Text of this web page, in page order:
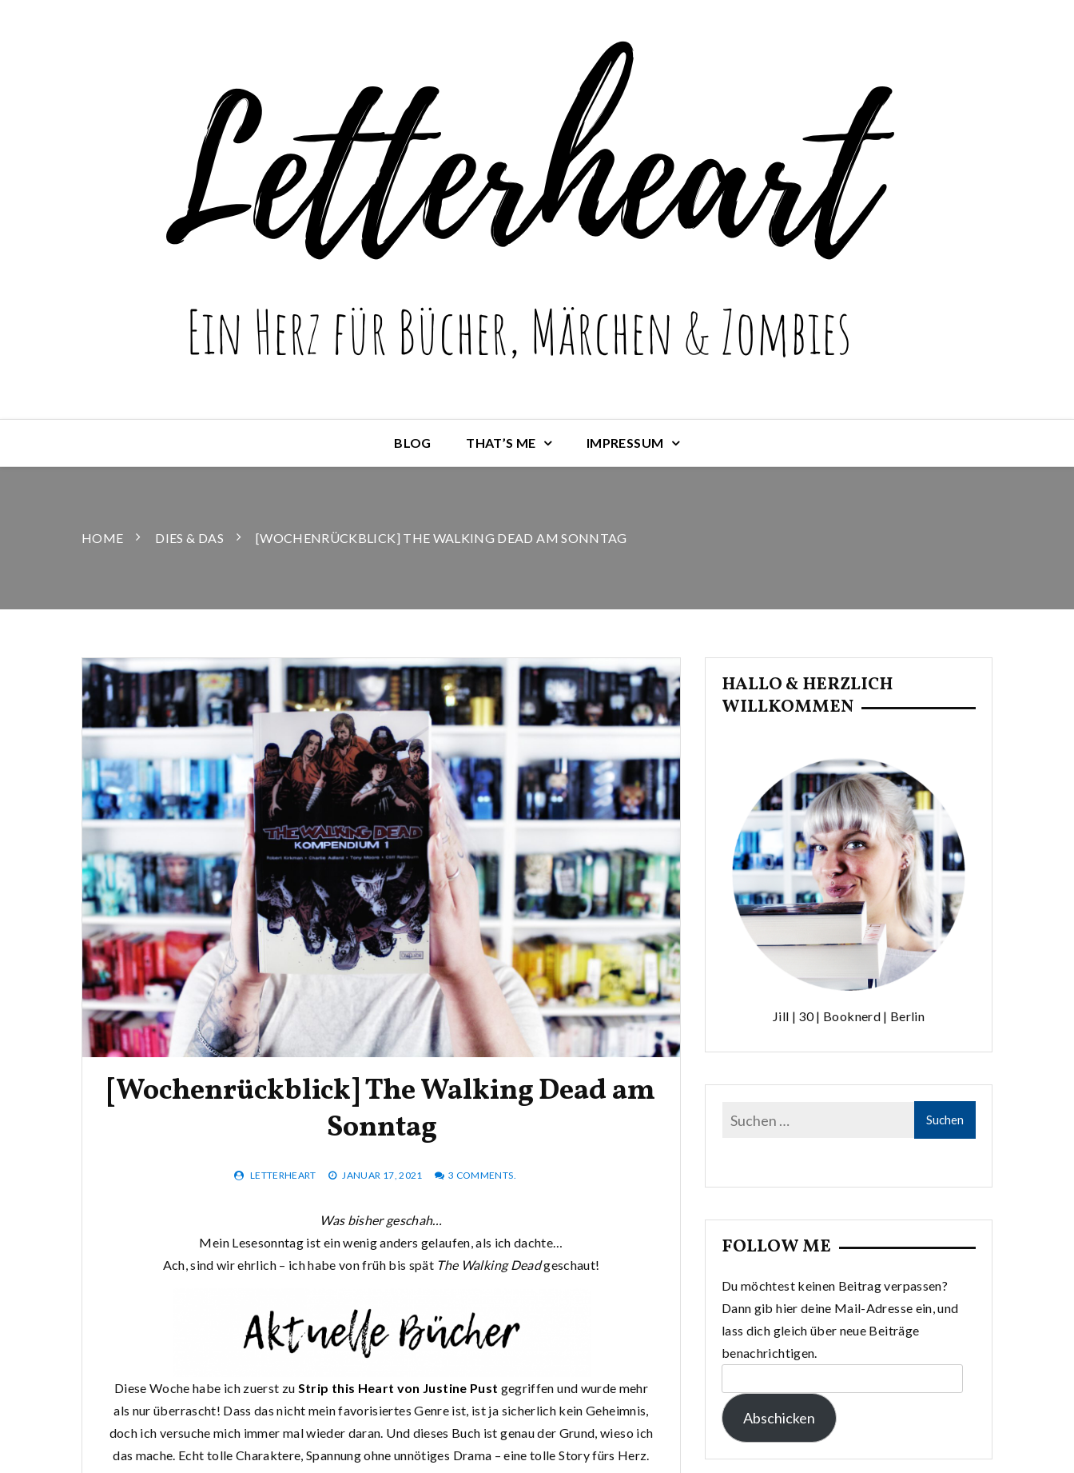
BLOG THAT’S ME IMPRESSUM
HOME DIES & DAS [WOCHENRÜCKBLICK] THE WALKING DEAD AM SONNTAG
[Wochenrückblick] The Walking Dead am
Sonntag
LETTERHEART JANUAR 17, 2021 3 COMMENTS.
Was bisher geschah…
Mein Lesesonntag ist ein wenig anders gelaufen, als ich dachte…
Ach, sind wir ehrlich – ich habe von früh bis spät The Walking Deadgeschaut!
Diese Woche habe ich zuerst zu Strip this Heart von Justine Pust gegriffen und wurde mehr
als nur überrascht! Dass das nicht mein favorisiertes Genre ist, ist ja sicherlich kein Geheimnis,
doch ich versuche mich immer mal wieder daran. Und dieses Buch ist genau der Grund, wieso ich
das mache. Echt tolle Charaktere, Spannung ohne unnötiges Drama – eine tolle Story fürs Herz.
HALLO & HERZLICH
WILLKOMMEN
Jill | 30 | Booknerd | Berlin
FOLLOW ME
Du möchtest keinen Beitrag verpassen?
Dann gib hier deine Mail-Adresse ein, und
lass dich gleich über neue Beiträge
benachrichtigen.
Mail-
Adresse:
Abschicken